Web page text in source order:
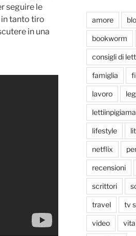
seguire le
tanto tiro
in una
amore
bookworm
consigli di
famiglia
lavoro
lettiinpigiama
lifestyle
netflix
recensioni
scrittori
travel tv
video vita